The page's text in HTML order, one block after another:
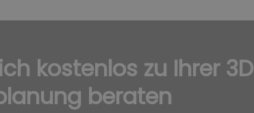
kostenlos zu Ihrer 3D
beraten